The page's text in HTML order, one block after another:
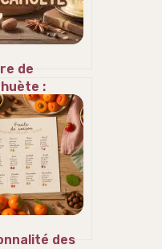
de
:
les
pour
vos
sucrées
des